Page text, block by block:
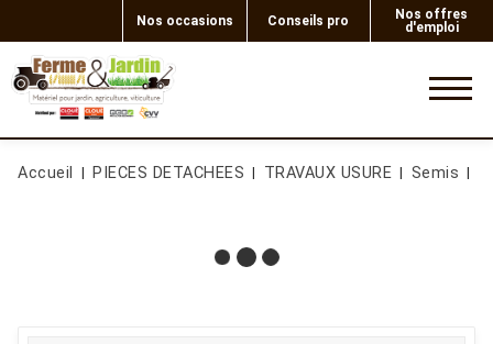
Nos occasions Conseils pro
Nos offres
d'emploi
Accueil PIECES DETACHEES TRAVAUX USURE Semis